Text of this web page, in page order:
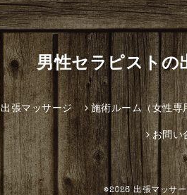
男性セラピスト
出張マッサージ 施術ルーム（女性専
お問い
©2026出張マッサ